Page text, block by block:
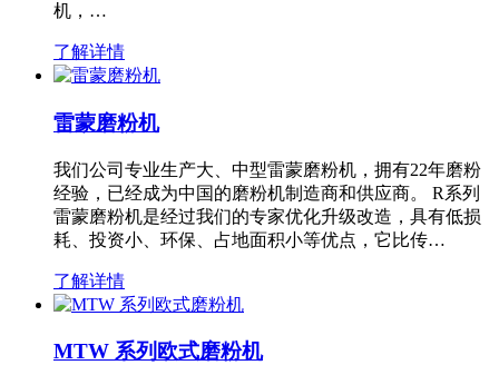
机，…
了解详情
雷蒙磨粉机
我们公司专业生产大、中型雷蒙磨粉机，拥有22年磨粉
经验，已经成为中国的磨粉机制造商和供应商。 R系列
雷蒙磨粉机是经过我们的专家优化升级改造，具有低损
耗、投资小、环保、占地面积小等优点，它比传…
了解详情
MTW 系列欧式磨粉机